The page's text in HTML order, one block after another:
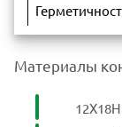
Температура
проб:
Материалы